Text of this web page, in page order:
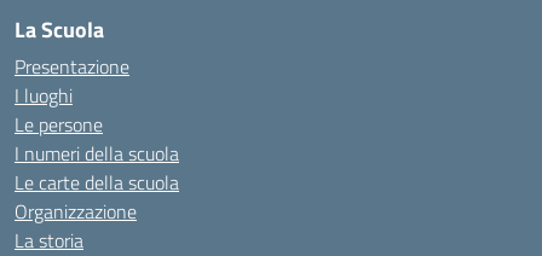
La Scuola
Presentazione
I luoghi
Le persone
I numeri della scuola
Le carte della scuola
Organizzazione
La storia